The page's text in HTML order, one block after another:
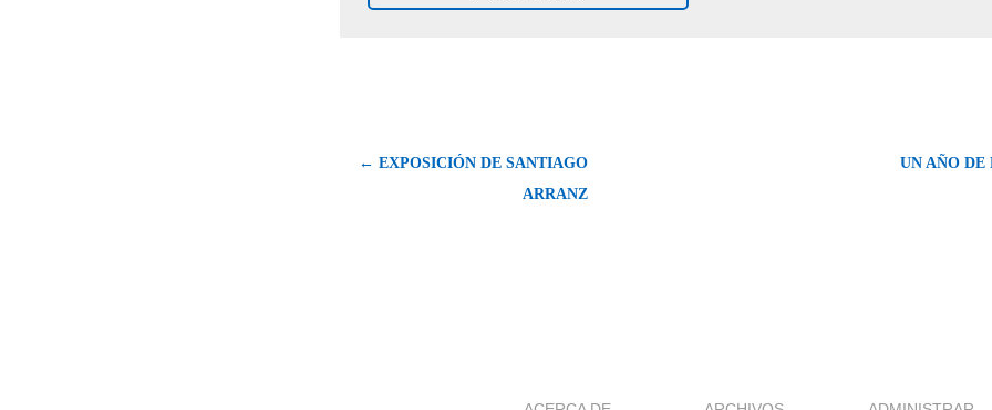
← EXPOSICIÓN DE SANTIAGO
ARRANZ
UN AÑO